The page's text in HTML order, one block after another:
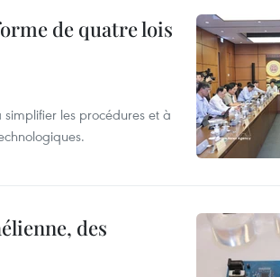
de quatre lois
les procédures et à
des